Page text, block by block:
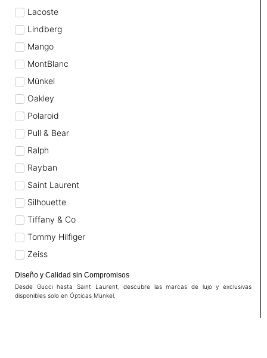
Lacoste
Lindberg
Mango
MontBlanc
Münkel
Oakley
Polaroid
Pull & Bear
Ralph
Rayban
Saint Laurent
Silhouette
Tiffany & Co
Tommy Hilfiger
Zeiss
Diseño y Calidad sin Compromisos
Desde Gucci hasta Saint Laurent, descubre las marcas de lujo y exclusivas
disponibles solo en Ópticas Münkel.